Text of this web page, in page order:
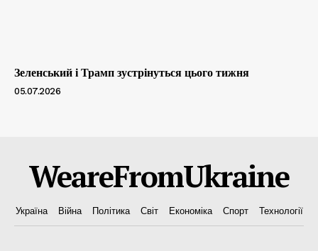
Зеленський і Трамп зустрінуться цього тижня
05.07.2026
WeareFromUkraine
Україна Війна Політика Світ Економіка Спорт Технології